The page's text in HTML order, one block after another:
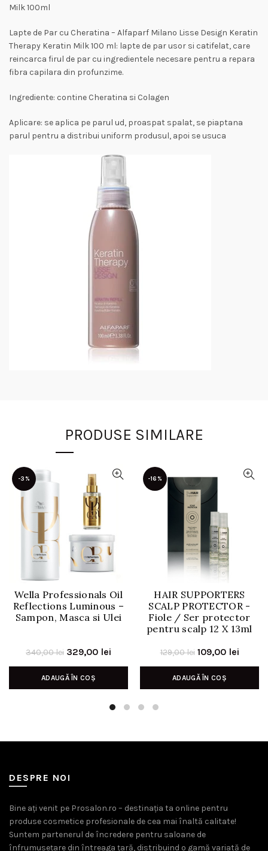
Milk 100ml
Lapte de Par cu Cheratina – Alfaparf Milano Lisse Design Keratin
Therapy Keratin Milk 100 ml: lapte de par usor si catifelat, care
reincarca firul de par cu ingredientele necesare pentru a repara
fibra capilara din profunzime.
Ingrediente: contine Cheratina si Colagen
Aplicare: se aplica pe parul ud, proaspat spalat, se piaptana
parul pentru a distribui uniform produsul, apoi se usuca
PRODUSE SIMILARE
-3%
Wella Professionals Oil
Reflections Luminous –
Sampon, Masca si Ulei
340,00lei Prețul
inițial
a
340,00 lei.
329,00 lei
curent
ADAUGĂ ÎN COȘ
-16%
HAIR SUPPORTERS
SCALP PROTECTOR -
Fiole / Ser protector
pentru scalp 12 X 13ml
129,00lei Prețul
inițial
a
109,00 leiPrețul
ADAUGĂ ÎN COȘ
DESPRE NOI
Bine ați venit pe Prosalon.ro – destinația ta online pentru
produse cosmetice profesionale de cea mai înaltă calitate!
Suntem partenerul de încredere pentru saloane de
înfrumusețare din întreaga țară, distribuind o gamă variată de